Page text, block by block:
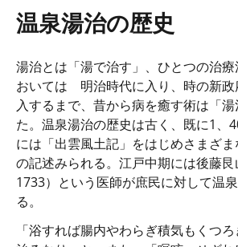
温泉湯治の歴史
湯治とは「湯で治す」、ひとつの治
おいては 明治時代に入り、時の新政
入するまで、昔から病を癒す術は「
た。温泉湯治の歴史は古く、既に1、
には「出雲風土記」をはじめさまざ
の記述みられる。江戸中期には後藤艮
1733）という医師が庶民に対して温
る。
「浴すれば腸内やわらぎ積気もくつ